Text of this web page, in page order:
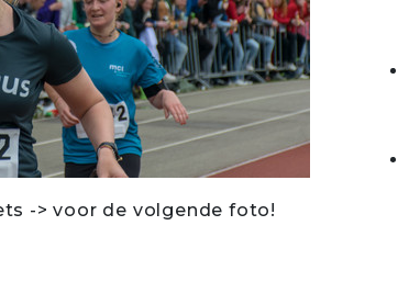
-> voor de volgende foto!